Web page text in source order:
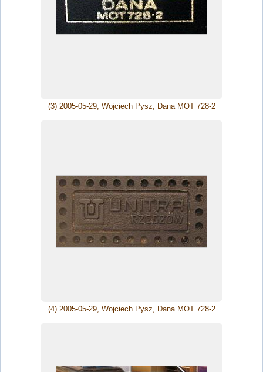
(3) 2005-05-29, Wojciech Pysz, Dana MOT 728-2
(4) 2005-05-29, Wojciech Pysz, Dana MOT 728-2